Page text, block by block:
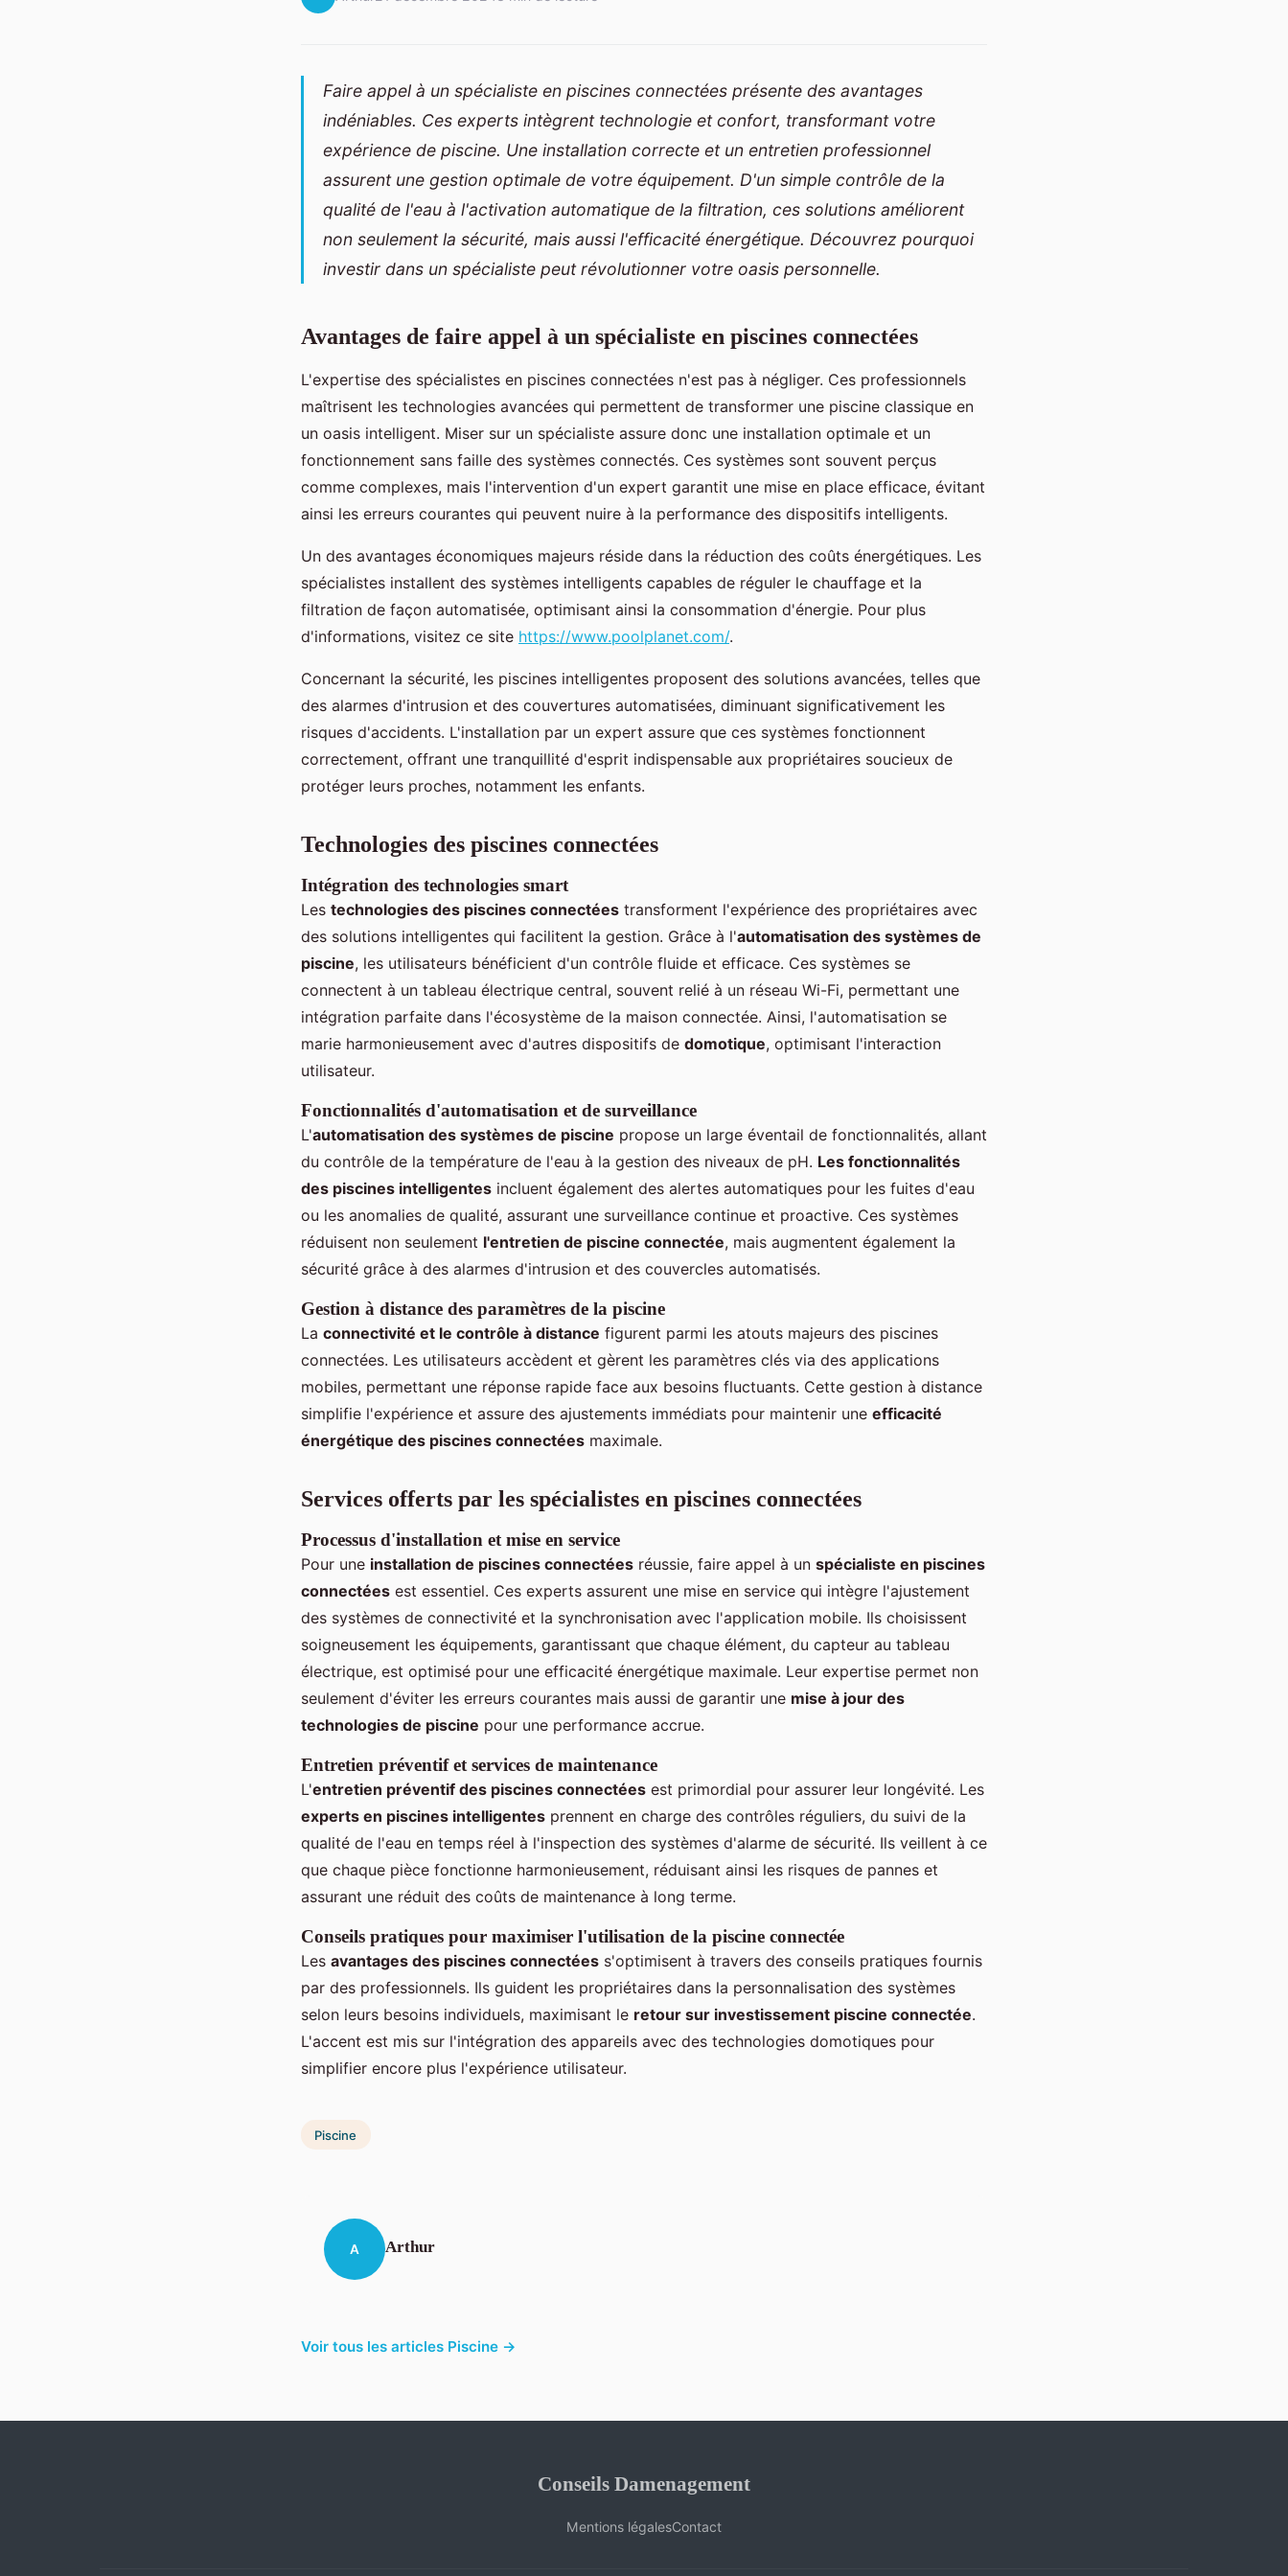
Faire appel à un spécialiste en piscines connectées présente des avantages
indéniables. Ces experts intègrent technologie et confort, transformant votre
expérience de piscine. Une installation correcte et un entretien professionnel
assurent une gestion optimale de votre équipement. D'un simple contrôle de la
qualité de l'eau à l'activation automatique de la filtration, ces solutions améliorent
non seulement la sécurité, mais aussi l'efficacité énergétique. Découvrez pourquoi
investir dans un spécialiste peut révolutionner votre oasis personnelle.
Avantages de faire appel à un spécialiste en piscines connectées
L'expertise des spécialistes en piscines connectées n'est pas à négliger. Ces professionnels
maîtrisent les technologies avancées qui permettent de transformer une piscine classique en
un oasis intelligent. Miser sur un spécialiste assure donc une installation optimale et un
fonctionnement sans faille des systèmes connectés. Ces systèmes sont souvent perçus
comme complexes, mais l'intervention d'un expert garantit une mise en place efficace, évitant
ainsi les erreurs courantes qui peuvent nuire à la performance des dispositifs intelligents.
Un des avantages économiques majeurs réside dans la réduction des coûts énergétiques. Les
spécialistes installent des systèmes intelligents capables de réguler le chauffage et la
filtration de façon automatisée, optimisant ainsi la consommation d'énergie. Pour plus
d'informations, visitez ce site https://www.poolplanet.com/.
Concernant la sécurité, les piscines intelligentes proposent des solutions avancées, telles que
des alarmes d'intrusion et des couvertures automatisées, diminuant significativement les
risques d'accidents. L'installation par un expert assure que ces systèmes fonctionnent
correctement, offrant une tranquillité d'esprit indispensable aux propriétaires soucieux de
protéger leurs proches, notamment les enfants.
Technologies des piscines connectées
Intégration des technologies smart
Les technologies des piscines connectées transforment l'expérience des propriétaires avec
des solutions intelligentes qui facilitent la gestion. Grâce à l'automatisation des systèmes de
piscine, les utilisateurs bénéficient d'un contrôle fluide et efficace. Ces systèmes se
connectent à un tableau électrique central, souvent relié à un réseau Wi-Fi, permettant une
intégration parfaite dans l'écosystème de la maison connectée. Ainsi, l'automatisation se
marie harmonieusement avec d'autres dispositifs de domotique, optimisant l'interaction
utilisateur.
Fonctionnalités d'automatisation et de surveillance
L'automatisation des systèmes de piscine propose un large éventail de fonctionnalités, allant
du contrôle de la température de l'eau à la gestion des niveaux de pH. Les fonctionnalités
des piscines intelligentes incluent également des alertes automatiques pour les fuites d'eau
ou les anomalies de qualité, assurant une surveillance continue et proactive. Ces systèmes
réduisent non seulement l'entretien de piscine connectée, mais augmentent également la
sécurité grâce à des alarmes d'intrusion et des couvercles automatisés.
Gestion à distance des paramètres de la piscine
La connectivité et le contrôle à distance figurent parmi les atouts majeurs des piscines
connectées. Les utilisateurs accèdent et gèrent les paramètres clés via des applications
mobiles, permettant une réponse rapide face aux besoins fluctuants. Cette gestion à distance
simplifie l'expérience et assure des ajustements immédiats pour maintenir une efficacité
énergétique des piscines connectées maximale.
Services offerts par les spécialistes en piscines connectées
Processus d'installation et mise en service
Pour une installation de piscines connectées réussie, faire appel à un spécialiste en piscines
connectées est essentiel. Ces experts assurent une mise en service qui intègre l'ajustement
des systèmes de connectivité et la synchronisation avec l'application mobile. Ils choisissent
soigneusement les équipements, garantissant que chaque élément, du capteur au tableau
électrique, est optimisé pour une efficacité énergétique maximale. Leur expertise permet non
seulement d'éviter les erreurs courantes mais aussi de garantir une mise à jour des
technologies de piscine pour une performance accrue.
Entretien préventif et services de maintenance
L'entretien préventif des piscines connectées est primordial pour assurer leur longévité. Les
experts en piscines intelligentes prennent en charge des contrôles réguliers, du suivi de la
qualité de l'eau en temps réel à l'inspection des systèmes d'alarme de sécurité. Ils veillent à ce
que chaque pièce fonctionne harmonieusement, réduisant ainsi les risques de pannes et
assurant une réduit des coûts de maintenance à long terme.
Conseils pratiques pour maximiser l'utilisation de la piscine connectée
Les avantages des piscines connectées s'optimisent à travers des conseils pratiques fournis
par des professionnels. Ils guident les propriétaires dans la personnalisation des systèmes
selon leurs besoins individuels, maximisant le retour sur investissement piscine connectée.
L'accent est mis sur l'intégration des appareils avec des technologies domotiques pour
simplifier encore plus l'expérience utilisateur.
Piscine
A Arthur
Voir tous les articles Piscine →
Conseils Damenagement
Mentions légalesContact